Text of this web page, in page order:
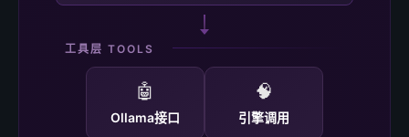
工具层 TOOLS
🤖
Ollama接口
🧠
引擎调用